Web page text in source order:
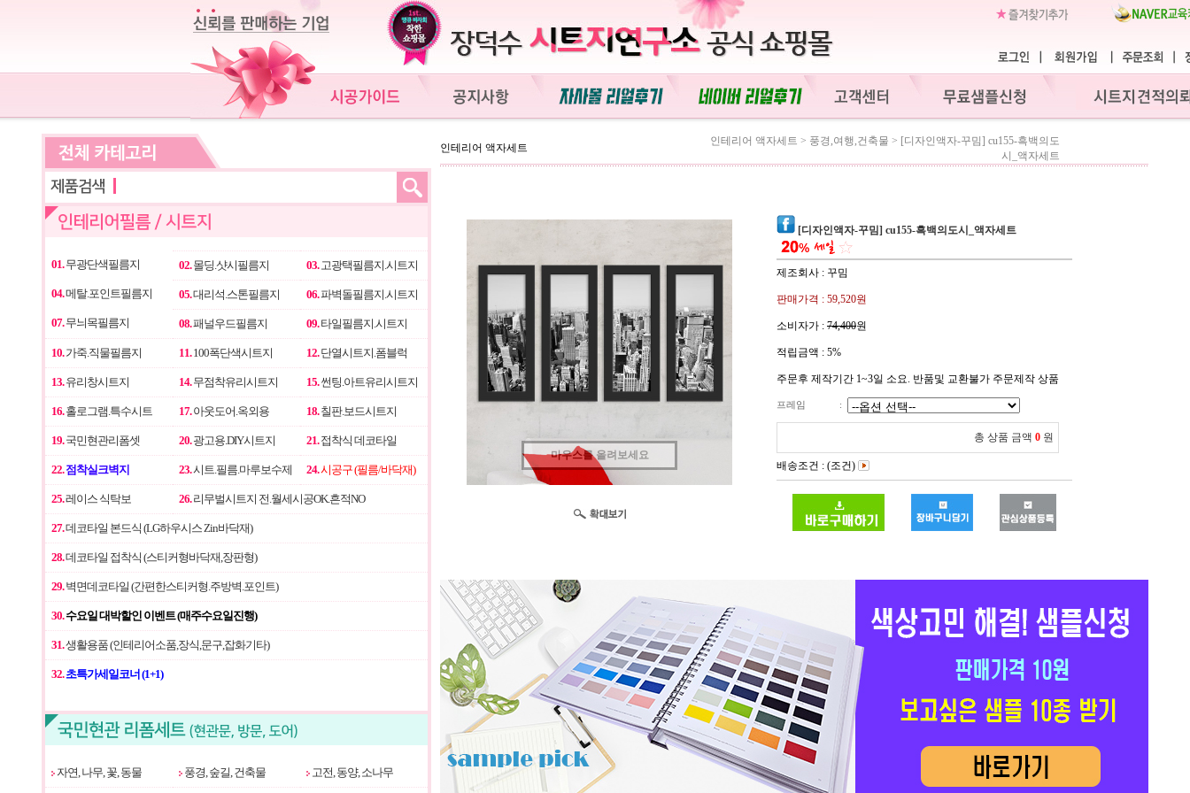
01.무광단색필름지 02.몰딩.샷시필름지 03.고광택필름지.시트지
04.메탈.포인트필름지 05.대리석.스톤필름지 06.파벽돌필름지.시트지
07.무늬목필름지 08.패널우드필름지 09.타일필름지.시트지
10.가죽.직물필름지 11.100폭단색시트지 12.단열시트지.폼블럭
13.유리창시트지 14.무점착유리시트지 15.썬팅.아트유리시트지
16.홀로그램.특수시트 17.아웃도어.옥외용 18.칠판.보드시트지
19.국민현관리폼셋 20.광고용.DIY시트지 21.접착식 데코타일
22. 점착실크벽지 23.시트.필름.마루보수제 24.시공구 (필름/바닥재)
25.레이스 식탁보 26.리무벌시트지 전.월세시공OK.흔적NO
27.데코타일 본드식 (LG하우시스 Zin바닥재)
28.데코타일 접착식 (스티커형바닥재,장판형)
29.벽면데코타일 (간편한스티커형.주방벽.포인트)
30.수요일 대박할인 이벤트 (매주수요일진행)
31.생활용품 (인테리어소품,장식,문구,잡화기타)
32.초특가세일코너 (1+1)
자연, 나무, 꽃, 동물 풍경, 숲길, 건축물 고전, 동양, 소나무
인테리어 액자세트
인테리어 액자세트 > 풍경,여행,건축물 > [디자인액자-꾸밈] cu155-흑백의도
시_액자세트
마우스를 올려보세요
[디자인액자-꾸밈] cu155-흑백의도시_액자세트
제조회사 : 꾸밈
판매가격 : 59,520원
소비자가 : 74,400원
적립금액 : 5%
주문후 제작기간 1~3일 소요. 반품및 교환불가 주문제작 상품
프레임 :
총 상품 금액 0 원
배송조건 : (조건)